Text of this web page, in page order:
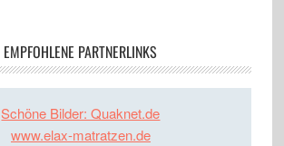
EMPFOHLENE PARTNERLINKS
Schöne Bilder: Quaknet.de
www.elax-matratzen.de